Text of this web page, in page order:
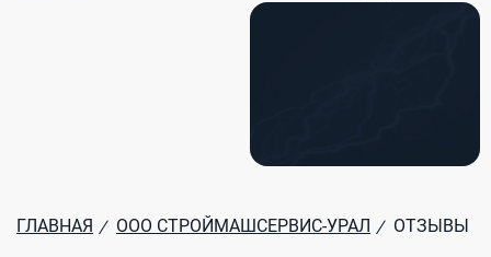
ГЛАВНАЯ / ООО СТРОЙМАШСЕРВИС-УРАЛ / ОТЗЫВЫ